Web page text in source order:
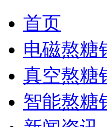
首页
电磁熬糖
真空熬糖
智能熬糖